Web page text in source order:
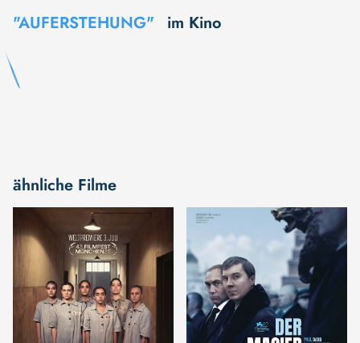
"AUFERSTEHUNG" im Kino
ähnliche Filme